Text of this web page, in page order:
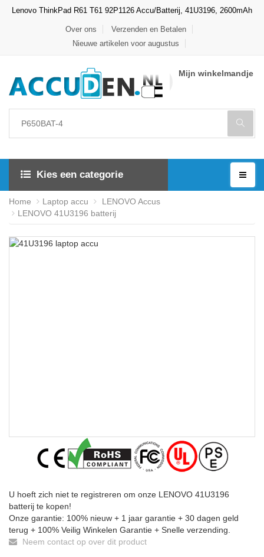
Lenovo ThinkPad R61 T61 92P1126 Accu/Batterij, 41U3196, 2600mAh
Over ons
Verzenden en Betalen
Nieuwe artikelen voor augustus
Mijn winkelmandje
Kies een categorie
Home Laptop accu
LENOVO Accus
LENOVO 41U3196 batterij
U hoeft zich niet te registreren om onze LENOVO 41U3196
batterij te kopen!
Onze garantie: 100% nieuw + 1 jaar garantie + 30 dagen geld
terug + 100% Veilig Winkelen Garantie + Snelle verzending.
Neem contact op over dit product